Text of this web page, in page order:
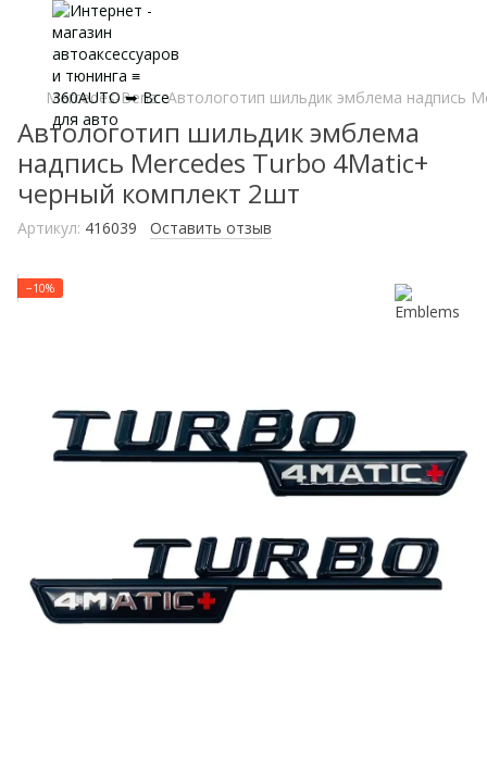
Mercedes-Benz Автологотип шильдик эмблема надпись
Автологотип шильдик эмблема
надпись Mercedes Turbo 4Matic+
черный комплект 2шт
Артикул: 416039 Оставить отзыв
−10%